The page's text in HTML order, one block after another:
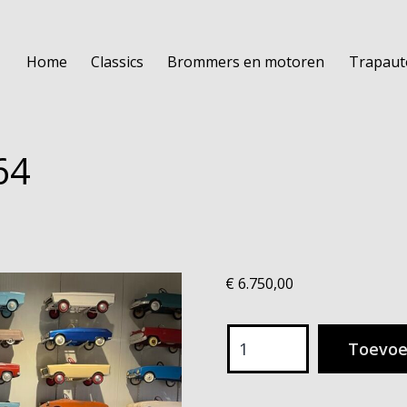
Home Classics Brommers en motoren
€ 6.750,00
750
Daffodil